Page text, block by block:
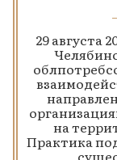
29 августа
на
Практика